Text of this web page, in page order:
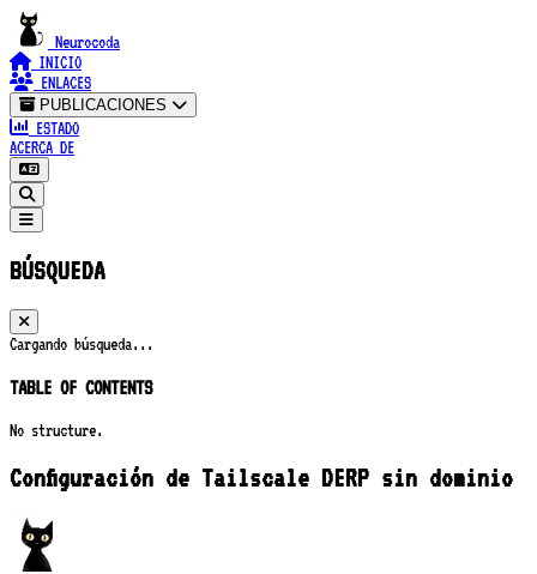
Neurocoda
INICIO
ENLACES
PUBLICACIONES
ESTADO
ACERCA DE
BÚSQUEDA
Cargando búsqueda...
TABLE OF CONTENTS
No structure.
Configuración de Tailscale DERP sin dominio